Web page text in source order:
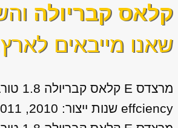
קלאס קבריולה
שאנו מייבאים
effciency שנות ייצור: 2010, 2011